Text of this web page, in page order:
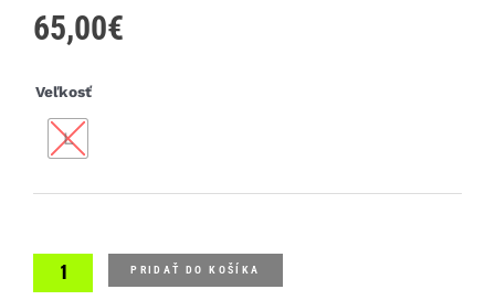
Veľkosť
L
množstvo
Camber
prilba
PRIDAŤ DO KOŠÍKA
65,00€